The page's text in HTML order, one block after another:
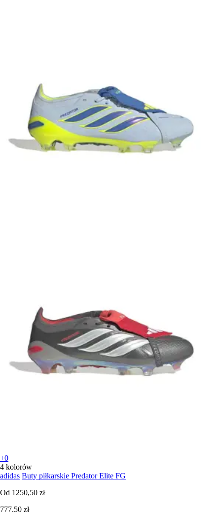
+0
4 kolorów
adidas Buty piłkarskie Predator Elite FG
Od 1250,50 zł
777,50 zł